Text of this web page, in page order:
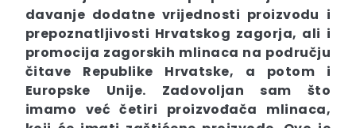
davanje dodatne vrijednosti proizvodu i
prepoznatljivosti Hrvatskog zagorja, ali i
promocija zagorskih mlinaca na području
čitave Republike Hrvatske, a potom i
Europske Unije. Zadovoljan sam što
imamo već četiri proizvođača mlinaca,